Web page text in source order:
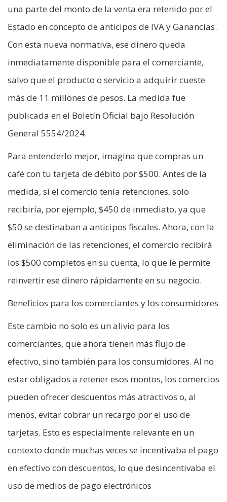
una parte del monto de la venta era retenido por el
Estado en concepto de anticipos de IVA y Ganancias.
Con esta nueva normativa, ese dinero queda
inmediatamente disponible para el comerciante,
salvo que el producto o servicio a adquirir cueste
más de 11 millones de pesos. La medida fue
publicada en el Boletín Oficial bajo Resolución
General 5554/2024.
Para entenderlo mejor, imagina que compras un
café con tu tarjeta de débito por $500. Antes de la
medida, si el comercio tenía retenciones, solo
recibiría, por ejemplo, $450 de inmediato, ya que
$50 se destinaban a anticipos fiscales. Ahora, con la
eliminación de las retenciones, el comercio recibirá
los $500 completos en su cuenta, lo que le permite
reinvertir ese dinero rápidamente en su negocio.
Beneficios para los comerciantes y los consumidores
Este cambio no solo es un alivio para los
comerciantes, que ahora tienen más flujo de
efectivo, sino también para los consumidores. Al no
estar obligados a retener esos montos, los comercios
pueden ofrecer descuentos más atractivos o, al
menos, evitar cobrar un recargo por el uso de
tarjetas. Esto es especialmente relevante en un
contexto donde muchas veces se incentivaba el pago
en efectivo con descuentos, lo que desincentivaba el
uso de medios de pago electrónicos